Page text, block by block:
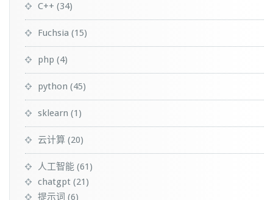
C++ (34)
Fuchsia (15)
php (4)
python (45)
sklearn (1)
云计算 (20)
人工智能 (61)
chatgpt (21)
提示词 (6)